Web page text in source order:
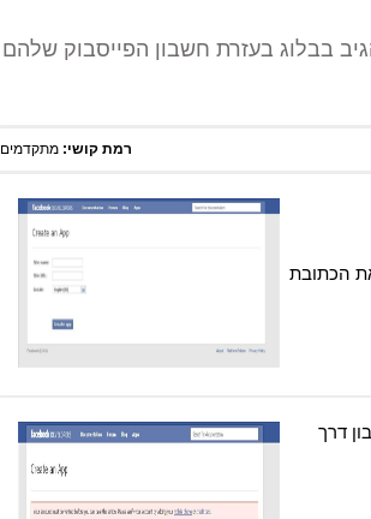
בבלוג בעזרת חשבון הפייסבוק שלהם
רמת קושי: מתקדמים
הכתובת
דרך